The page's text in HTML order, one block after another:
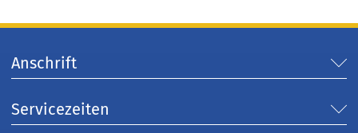
Anschrift
Servicezeiten